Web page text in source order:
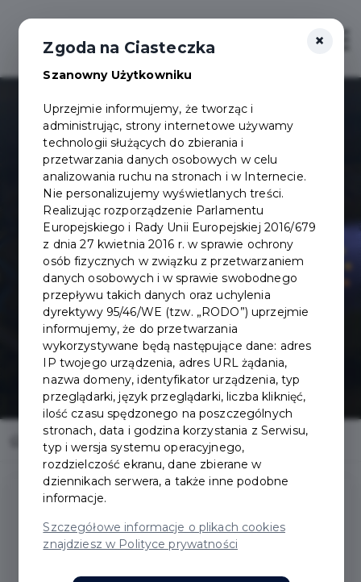
Home Fundusze zewnętrzne
Opis projektu:
Wdrożenie inwestycji C2.2.1 – laboratoria AI i
×
Zgoda na Ciasteczka
Szanowny Użytkowniku
Uprzejmie informujemy, że tworząc i
administrując, strony internetowe używamy
technologii służących do zbierania i
przetwarzania danych osobowych w celu
analizowania ruchu na stronach i w Internecie.
Nie personalizujemy wyświetlanych treści.
Realizując rozporządzenie Parlamentu
Europejskiego i Rady Unii Europejskiej 2016/679
z dnia 27 kwietnia 2016 r. w sprawie ochrony
osób fizycznych w związku z przetwarzaniem
danych osobowych i w sprawie swobodnego
przepływu takich danych oraz uchylenia
dyrektywy 95/46/WE (tzw. „RODO”) uprzejmie
informujemy, że do przetwarzania
wykorzystywane będą następujące dane: adres
IP twojego urządzenia, adres URL żądania,
nazwa domeny, identyfikator urządzenia, typ
przeglądarki, język przeglądarki, liczba kliknięć,
ilość czasu spędzonego na poszczególnych
stronach, data i godzina korzystania z Serwisu,
typ i wersja systemu operacyjnego,
rozdzielczość ekranu, dane zbierane w
dziennikach serwera, a także inne podobne
informacje.
Szczegółowe informacje o plikach cookies
znajdziesz w Polityce prywatności